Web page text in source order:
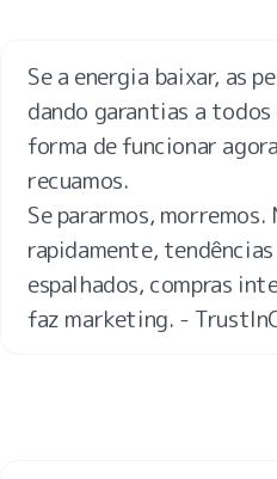
Se a energia baixar, as
dando garantias a todos
forma de funcionar
recuamos.
Se pararmos,
rapidamente,
espalhados, compras
faz marketing. -